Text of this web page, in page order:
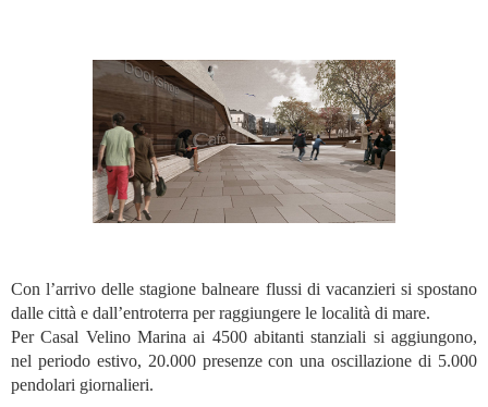
Con l’arrivo delle stagione balneare flussi di vacanzieri si spostano
dalle città e dall’entroterra per raggiungere le località di mare.
Per Casal Velino Marina ai 4500 abitanti stanziali si aggiungono,
nel periodo estivo, 20.000 presenze con una oscillazione di 5.000
pendolari giornalieri.